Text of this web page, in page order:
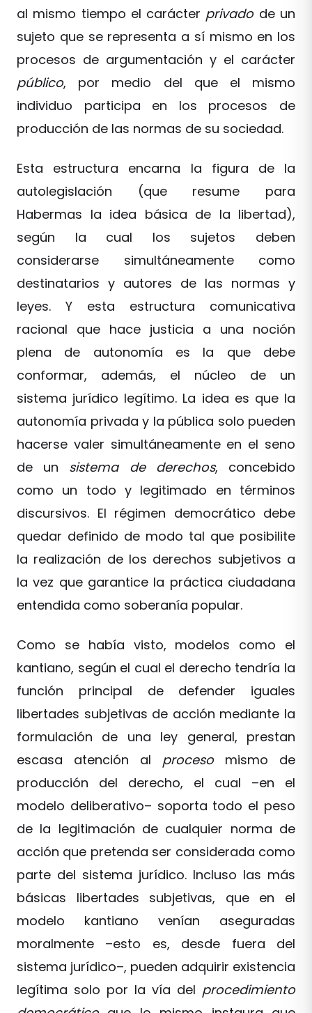
al mismo tiempo el carácter privadode un
sujeto que se representa a sí mismo en los
procesos de argumentación y el carácter
público, por medio del que el mismo
individuo participa en los procesos de
producción de las normas de su sociedad.
Esta estructura encarna la figura de la
autolegislación (que resume para
Habermas la idea básica de la libertad),
según la cual los sujetos deben
considerarse simultáneamente como
destinatarios y autores de las normas y
leyes. Y esta estructura comunicativa
racional que hace justicia a una noción
plena de autonomía es la que debe
conformar, además, el núcleo de un
sistema jurídico legítimo. La idea es que la
autonomía privada y la pública solo pueden
hacerse valer simultáneamente en el seno
de un sistema de derechos, concebido
como un todo y legitimado en términos
discursivos. El régimen democrático debe
quedar definido de modo tal que posibilite
la realización de los derechos subjetivos a
la vez que garantice la práctica ciudadana
entendida como soberanía popular.
Como se había visto, modelos como el
kantiano, según el cual el derecho tendría la
función principal de defender iguales
libertades subjetivas de acción mediante la
formulación de una ley general, prestan
escasa atención al procesomismo de
producción del derecho, el cual –en el
modelo deliberativo– soporta todo el peso
de la legitimación de cualquier norma de
acción que pretenda ser considerada como
parte del sistema jurídico. Incluso las más
básicas libertades subjetivas, que en el
modelo kantiano venían aseguradas
moralmente –esto es, desde fuera del
sistema jurídico–, pueden adquirir existencia
legítima solo por la vía del procedimiento